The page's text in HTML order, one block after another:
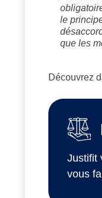
le
que les
Découvrez
Justifit
vous